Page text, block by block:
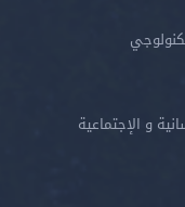
و الإجتماعية